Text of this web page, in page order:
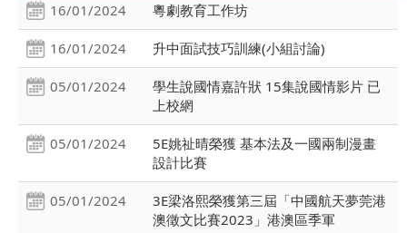
16/01/2024 粵劇教育工作坊
16/01/2024 升中面試技巧訓練(小組討論)
05/01/2024
學生說國情嘉許狀 15集說國情影片 已
上校網
05/01/2024
5E姚祉晴榮獲 基本法及一國兩制漫畫
設計比賽
05/01/2024
3E梁洛熙榮獲第三屆「中國航天夢莞港
澳徵文比賽2023」港澳區季軍